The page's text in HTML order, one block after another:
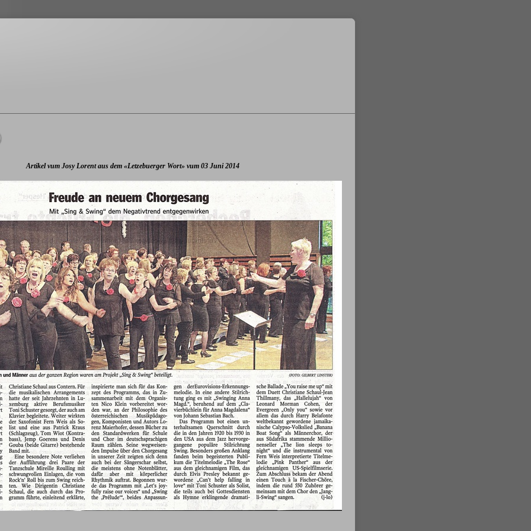
Artikel vum Josy Lorent aus dem «Letzebuerger Wort» vum 03 Juni 2014